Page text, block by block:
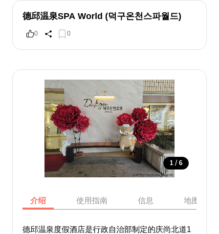
德邱温泉SPA World (덕구온천스파월드)
0 0
1 / 6
介绍 使用指南 信息 地图
德邱温泉度假酒店是行政自治部制定的庆尚北道1